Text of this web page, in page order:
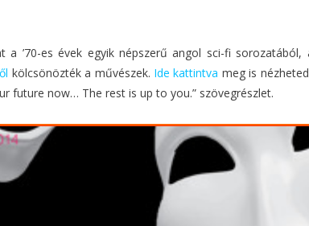
a ’70-es évek egyik népszerű angol sci-fi
kölcsönözték a művészek. Ide kattintva meg is
future now… The rest is up to you.” szövegrészlet.